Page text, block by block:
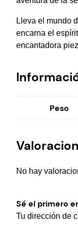
Lleva el mundo
encarna el
encantadora
Peso
No hay
Sé el primero
Tu dirección de